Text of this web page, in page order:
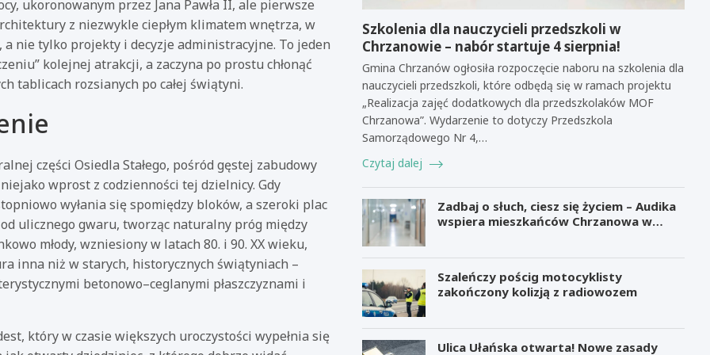
ukoronowanym przez Jana Pawła II, ale pierwsze
z niezwykle ciepłym klimatem wnętrza, w
nie tylko projekty i decyzje administracyjne. To jeden
kolejnej atrakcji, a zaczyna po prostu chłonąć
tablicach rozsianych po całej świątyni.
części Osiedla Stałego, pośród gęstej zabudowy
wprost z codzienności tej dzielnicy. Gdy
wyłania się spomiędzy bloków, a szeroki plac
ulicznego gwaru, tworząc naturalny próg między
młody, wzniesiony w latach 80. i 90. XX wieku,
inna niż w starych, historycznych świątyniach –
betonowo–ceglanymi płaszczyznami i
który w czasie większych uroczystości wypełnia się
Szkolenia dla nauczycieli przedszkoli w
Chrzanowie – nabór startuje 4 sierpnia!
Gmina Chrzanów ogłosiła rozpoczęcie naboru na szkolenia dla
nauczycieli przedszkoli, które odbędą się w ramach projektu
„Realizacja zajęć dodatkowych dla przedszkolaków MOF
Chrzanowa”. Wydarzenie to dotyczy Przedszkola
Samorządowego Nr 4,…
Czytaj dalej
Zadbaj o słuch, ciesz się życiem – Audika
wspiera mieszkańców Chrzanowa w
Szaleńczy pościg motocyklisty
zakończony kolizją z radiowozem
Ulica Ułańska otwarta! Nowe zasady